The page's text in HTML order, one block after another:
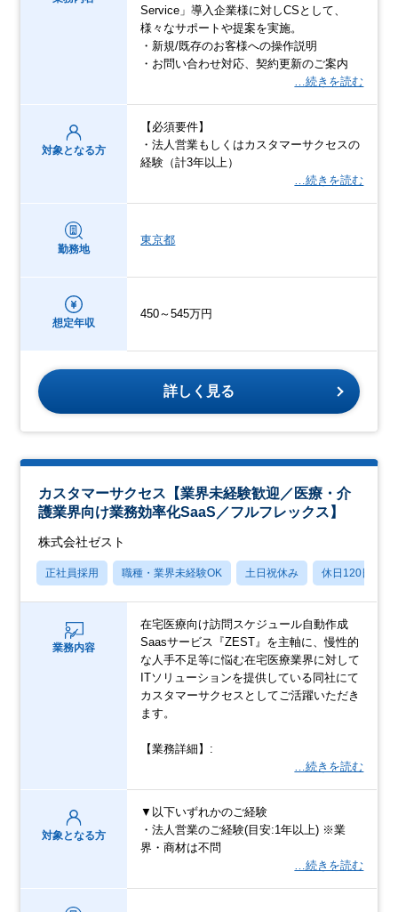
Service」導入企業様に対しCSとして、
様々なサポートや提案を実施。
・新規/既存のお客様への操作説明
・お問い合わせ対応、契約更新のご案内
…続きを読む
対象となる方
【必須要件】
・法人営業もしくはカスタマーサクセスの
経験（計3年以上）
…続きを読む
勤務地
東京都
想定年収
450～545万円
詳しく見る
カスタマーサクセス【業界未経験歓迎／医療・介
護業界向け業務効率化SaaS／フルフレックス】
株式会社ゼスト
正社員採用 職種・業界未経験OK 土日祝休み 休日120日以上
業務内容
在宅医療向け訪問スケジュール自動作成
Saasサービス『ZEST』を主軸に、慢性的
な人手不足等に悩む在宅医療業界に対して
ITソリューションを提供している同社にて
カスタマーサクセスとしてご活躍いただき
ます。
【業務詳細】:
…続きを読む
対象となる方
▼以下いずれかのご経験
・法人営業のご経験(目安:1年以上) ※業
界・商材は不問
…続きを読む